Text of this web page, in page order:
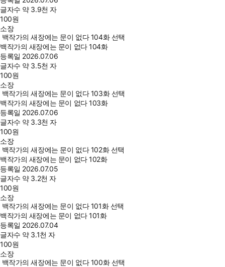
글자수 약 3.9천 자
100원
소장
백작가의 새장에는 문이 없다 104화 선택
백작가의 새장에는 문이 없다 104화
등록일 2026.07.06
글자수 약 3.5천 자
100원
소장
백작가의 새장에는 문이 없다 103화 선택
백작가의 새장에는 문이 없다 103화
등록일 2026.07.06
글자수 약 3.3천 자
100원
소장
백작가의 새장에는 문이 없다 102화 선택
백작가의 새장에는 문이 없다 102화
등록일 2026.07.05
글자수 약 3.2천 자
100원
소장
백작가의 새장에는 문이 없다 101화 선택
백작가의 새장에는 문이 없다 101화
등록일 2026.07.04
글자수 약 3.1천 자
100원
소장
백작가의 새장에는 문이 없다 100화 선택